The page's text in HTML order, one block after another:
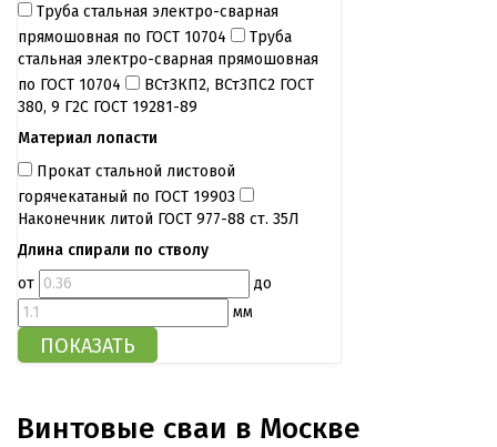
Труба стальная электро-сварная
прямошовная по ГОСТ 10704
Труба
стальная электро-сварная прямошовная
по ГОСТ 10704
ВСт3КП2, ВСт3ПС2 ГОСТ
380, 9 Г2С ГОСТ 19281-89
Материал лопасти
Прокат стальной листовой
горячекатаный по ГОСТ 19903
Наконечник литой ГОСТ 977-88 ст. 35Л
Длина спирали по стволу
от
до
мм
Винтовые сваи в Москве